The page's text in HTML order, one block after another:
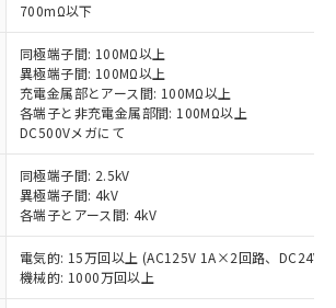
700mΩ以下
同極端子間: 100MΩ以上
異極端子間: 100MΩ以上
充電金属部とアース間: 100MΩ以上
各端子と非充電金属部間: 100MΩ以上
DC500Vメガにて
同極端子間: 2.5kV
異極端子間: 4kV
各端子とアース間: 4kV
電気的: 15万回以上 (AC125V 1A×2回路、
機械的: 1000万回以上
条件
をお読みいただき、同意のうえ
さい。
ービスは、当社制御機器事業取扱
況
み：EU RoHS指令（10物質）の
応した製品が提供可能な商品で
EU RoHS指令（10物質）の非含
した製品に切り替える予定のある
し：EU RoHS指令（10物質）の
対応の商品で、対応品を出す予
せん。
中：EU RoHS指令（10物質）の
対応状況を調査中または確認中の
RoHS○×表